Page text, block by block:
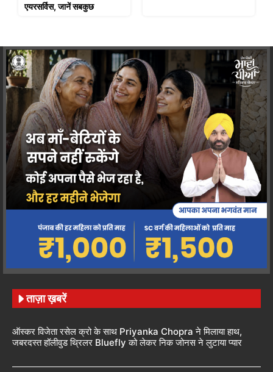
एयरसर्विस, जानें सबकुछ
ताज़ा ख़बरें
ऑस्कर विजेता रसेल क्रो के साथ Priyanka Chopra ने मिलाया हाथ,
जबरदस्त हॉलीवुड थ्रिलर Bluefly को लेकर निक जोनस ने लुटाया प्यार